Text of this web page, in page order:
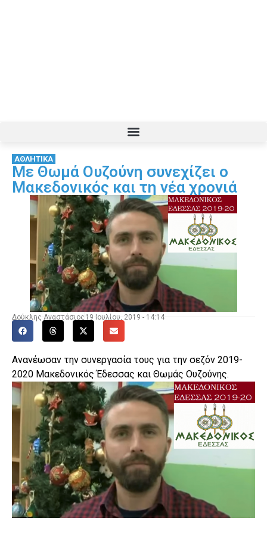
ΑΘΛΗΤΙΚΑ
Με Θωμά Ουζούνη συνεχίζει ο
Μακεδονικός και τη νέα χρονιά
Δούκλης Αναστάσιος 19 Ιουλίου, 2019 - 14:14
Ανανέωσαν την συνεργασία τους για την σεζόν 2019-
2020 Μακεδονικός Έδεσσας και Θωμάς Ουζούνης.